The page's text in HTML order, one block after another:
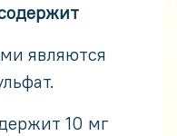
являются
10 мг